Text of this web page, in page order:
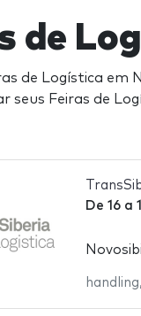
de
de Logística em
seus Feiras de
De 16a
handling,